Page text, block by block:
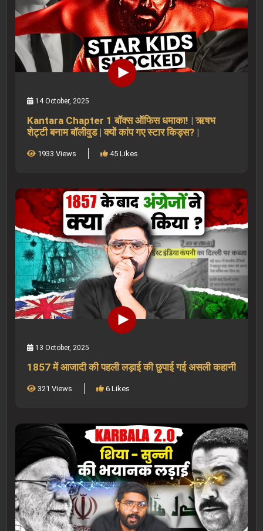
14 October, 2025
Kantara Chapter 1 बॉक्स ऑफिस धमाका! | ऋषभ
शेट्टी बनाम बॉलीवुड | क्यों कांप गए स्टार किड्स? |
1933 Views 45 Likes
13 October, 2025
1857 में आजादी की पहली लड़ाई की छुपाई गई असली कहानी
321 Views 6 Likes